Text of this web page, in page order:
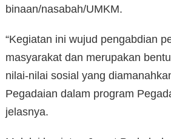
binaan/nasabah/UMKM.
“Kegiatan ini wujud pengabdian
masyarakat dan merupakan
nilai-nilai sosial yang
Pegadaian dalam program
jelasnya.